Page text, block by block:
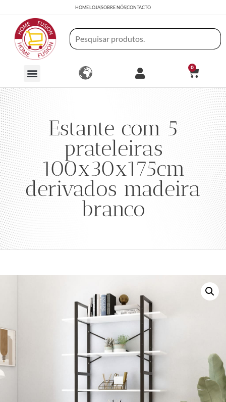
HOMELOJASOBRE NÓSCONTACTO
0
Estante com 5
prateleiras
100x30x175cm
derivados madeira
branco